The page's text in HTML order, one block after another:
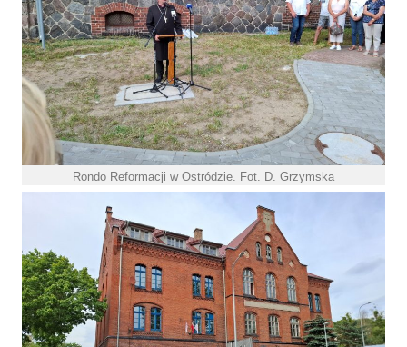
Rondo Reformacji w Ostródzie. Fot. D. Grzymska